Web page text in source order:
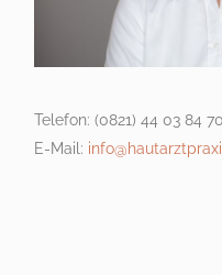
Telefon: (0821) 44 03 84 70
E-Mail: